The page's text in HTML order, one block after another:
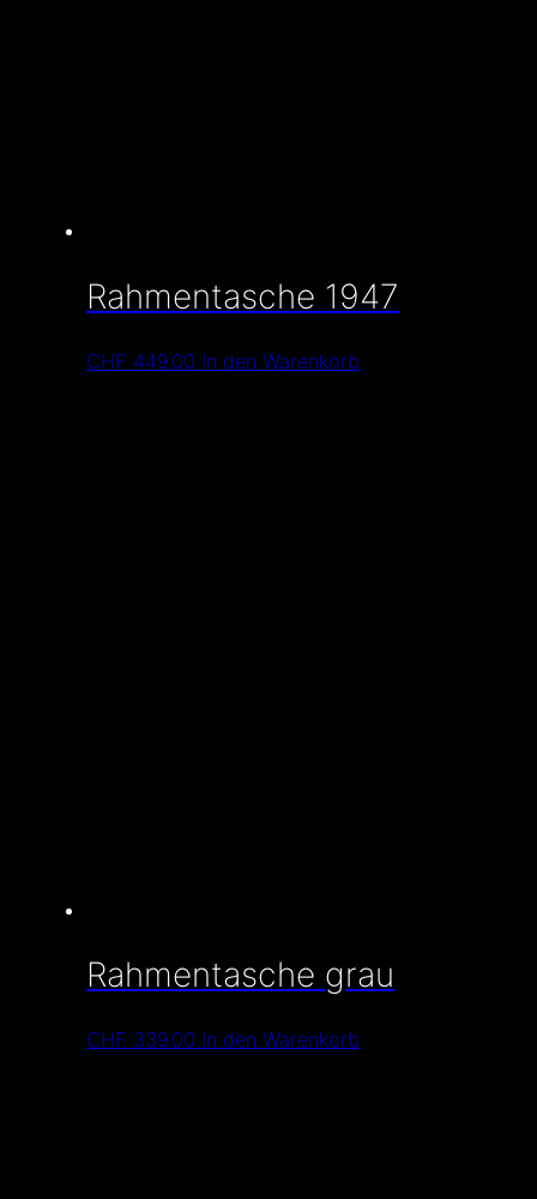
Rahmentasche 1947
CHF 449.00 In den Warenkorb
Rahmentasche grau
CHF 339.00 In den Warenkorb